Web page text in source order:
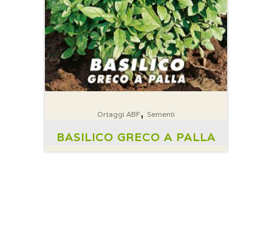
Ortaggi ABF, Sementi
BASILICO GRECO A PALLA